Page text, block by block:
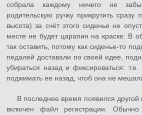
собрала каждому ничего не
родительскую ручку прикрутить
высота) за счёт этого сиденье не
месте не будет царапин на краске. В
так оставить, потому как сиденье-то
педалей доставали по своей идее,
убираться назад и фиксироваться:
поджимать ее назад, чтоб она не
В последнее время появился
включен файл регистрации.